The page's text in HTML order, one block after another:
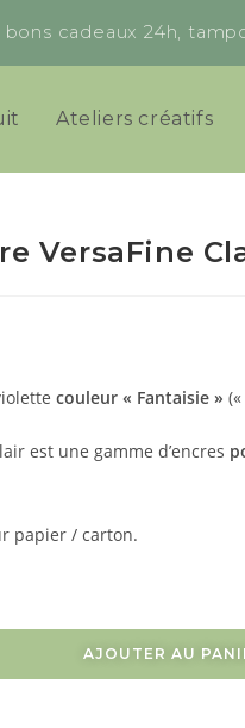
cadeaux 24h,
Ateliers créatifs
VersaFine
couleur « Fantaisie »
est une gamme d’encres
papier / carton.
AJOUTER AU